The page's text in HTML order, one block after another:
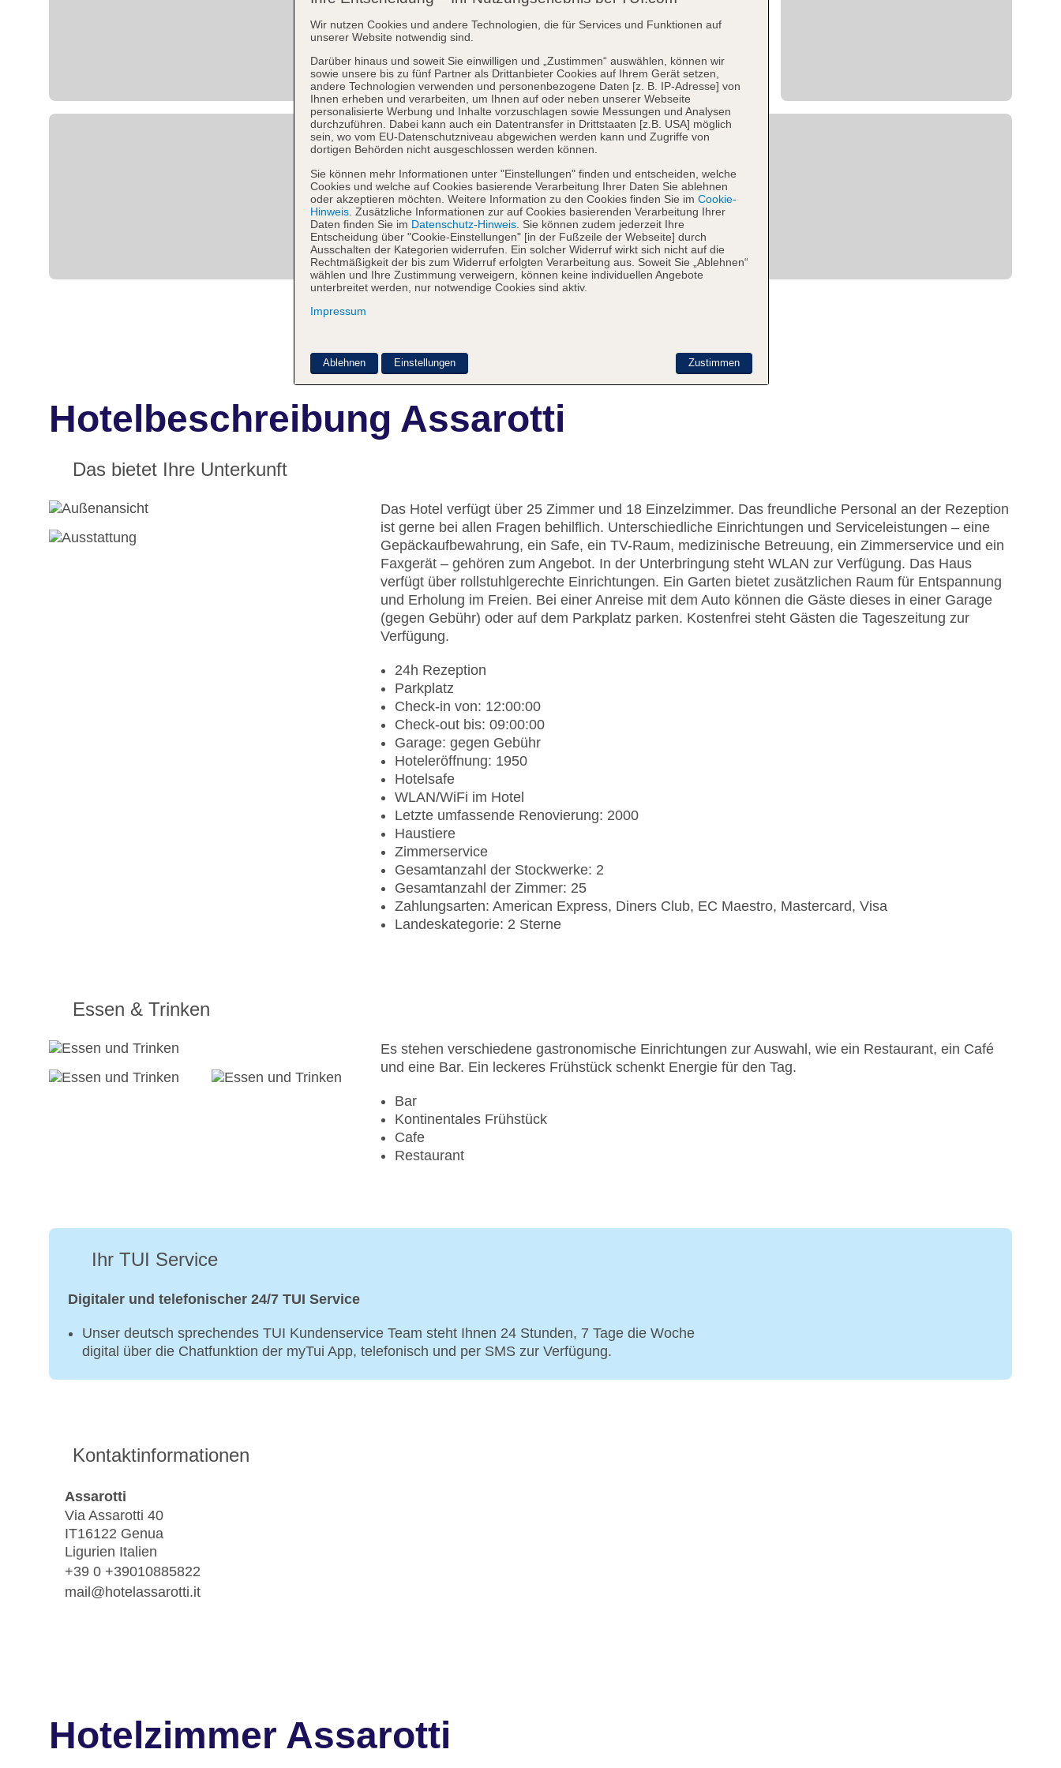
Hotelbeschreibung Assarotti
Das bietet Ihre Unterkunft
Das Hotel verfügt über 25 Zimmer und 18 Einzelzimmer. Das freundliche Personal an der Rezeption
ist gerne bei allen Fragen behilflich. Unterschiedliche Einrichtungen und Serviceleistungen – eine
Gepäckaufbewahrung, ein Safe, ein TV-Raum, medizinische Betreuung, ein Zimmerservice und ein
Faxgerät – gehören zum Angebot. In der Unterbringung steht WLAN zur Verfügung. Das Haus
verfügt über rollstuhlgerechte Einrichtungen. Ein Garten bietet zusätzlichen Raum für Entspannung
und Erholung im Freien. Bei einer Anreise mit dem Auto können die Gäste dieses in einer Garage
(gegen Gebühr) oder auf dem Parkplatz parken. Kostenfrei steht Gästen die Tageszeitung zur
Verfügung.
24h Rezeption
Parkplatz
Check-in von: 12:00:00
Check-out bis: 09:00:00
Garage: gegen Gebühr
Hoteleröffnung: 1950
Hotelsafe
WLAN/WiFi im Hotel
Letzte umfassende Renovierung: 2000
Haustiere
Zimmerservice
Gesamtanzahl der Stockwerke: 2
Gesamtanzahl der Zimmer: 25
Zahlungsarten: American Express, Diners Club, EC Maestro, Mastercard, Visa
Landeskategorie: 2 Sterne
Essen & Trinken
Es stehen verschiedene gastronomische Einrichtungen zur Auswahl, wie ein Restaurant, ein Café
und eine Bar. Ein leckeres Frühstück schenkt Energie für den Tag.
Bar
Kontinentales Frühstück
Cafe
Restaurant
Ihr TUI Service
Digitaler und telefonischer 24/7 TUI Service
Unser deutsch sprechendes TUI Kundenservice Team steht Ihnen 24 Stunden, 7 Tage die Woche
digital über die Chatfunktion der myTui App, telefonisch und per SMS zur Verfügung.
Kontaktinformationen
Assarotti
Via Assarotti 40
IT16122 Genua
Ligurien Italien
+39 0 +39010885822
mail@hotelassarotti.it
Hotelzimmer Assarotti
Wir nutzen Cookies und andere Technologien, die für Services und Funktionen auf
unserer Website notwendig sind.
Darüber hinaus und soweit Sie einwilligen und „Zustimmen“ auswählen, können wir
sowie unsere bis zu fünf Partner als Drittanbieter Cookies auf Ihrem Gerät setzen,
andere Technologien verwenden und personenbezogene Daten [z. B. IP-Adresse] von
Ihnen erheben und verarbeiten, um Ihnen auf oder neben unserer Webseite
personalisierte Werbung und Inhalte vorzuschlagen sowie Messungen und Analysen
durchzuführen. Dabei kann auch ein Datentransfer in Drittstaaten [z.B. USA] möglich
sein, wo vom EU-Datenschutzniveau abgewichen werden kann und Zugriffe von
dortigen Behörden nicht ausgeschlossen werden können.
Sie können mehr Informationen unter "Einstellungen" finden und entscheiden, welche
Cookies und welche auf Cookies basierende Verarbeitung Ihrer Daten Sie ablehnen
oder akzeptieren möchten. Weitere Information zu den Cookies finden Sie im Cookie-
Hinweis . Zusätzliche Informationen zur auf Cookies basierenden Verarbeitung Ihrer
Daten finden Sie im Datenschutz-Hinweis . Sie können zudem jederzeit Ihre
Entscheidung über "Cookie-Einstellungen" [in der Fußzeile der Webseite] durch
Ausschalten der Kategorien widerrufen. Ein solcher Widerruf wirkt sich nicht auf die
Rechtmäßigkeit der bis zum Widerruf erfolgten Verarbeitung aus. Soweit Sie „Ablehnen“
wählen und Ihre Zustimmung verweigern, können keine individuellen Angebote
unterbreitet werden, nur notwendige Cookies sind aktiv.
Impressum
Zustimmen
Ablehnen Einstellungen